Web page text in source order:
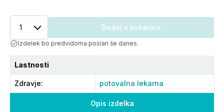
Opis izdelka
1 Dodaj v košarico
Izdelek bo predvidoma poslan še danes.
Lastnosti
Zdravje: potovalna lekarna